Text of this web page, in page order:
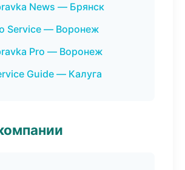
News — Брянск
Service — Воронеж
Pro — Воронеж
Guide — Калуга